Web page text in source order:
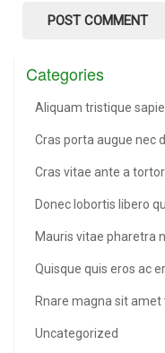
Categories
Aliquam tristique
Cras porta augue nec
Cras vitae ante a
Donec lobortis libero
Mauris vitae pharetra
Quisque quis eros ac
Rnare magna sit amet
Uncategorized